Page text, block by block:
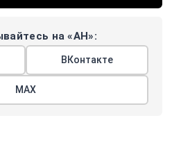
на «АН»:
ВКонтакте
МАХ